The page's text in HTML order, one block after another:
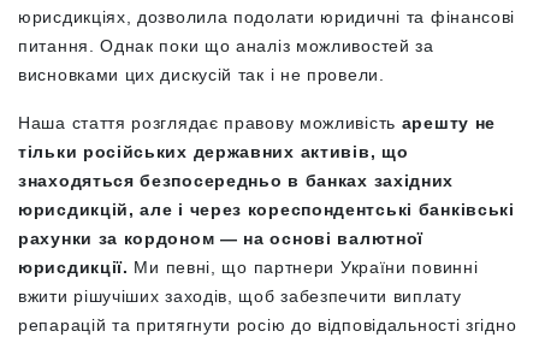
юрисдикціях, дозволила подолати юридичні та фінансові
питання. Однак поки що аналіз можливостей за
висновками цих дискусій так і не провели.
Наша стаття розглядає правову можливість арешту не
тільки російських державних активів, що
знаходяться безпосередньо в банках західних
юрисдикцій, але і через кореспондентські банківські
рахунки за кордоном — на основі валютної
юрисдикції. Ми певні, що партнери України повинні
вжити рішучіших заходів, щоб забезпечити виплату
репарацій та притягнути росію до відповідальності згідно